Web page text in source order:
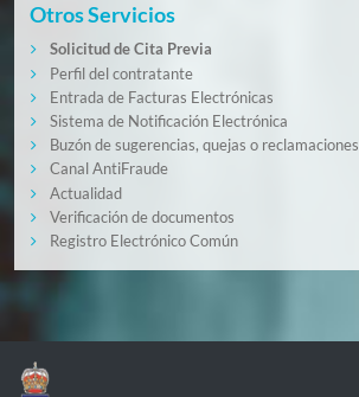
Otros Servicios
Solicitud de Cita Previa
Perfil del contratante
Entrada de Facturas Electrónicas
Sistema de Notificación Electrónica
Buzón de sugerencias, quejas o reclamaciones
Canal AntiFraude
Actualidad
Verificación de documentos
Registro Electrónico Común